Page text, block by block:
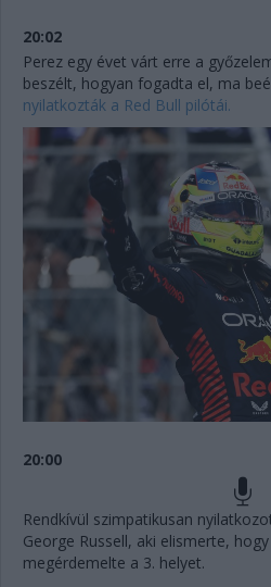
20:02
Perez egy évet várt erre a
beszélt, hogyan fogadta el, ma
nyilatkozták a Red Bull pilótái.
20:00
Rendkívül szimpatikusan
George Russell, aki elismerte,
megérdemelte a 3. helyet.